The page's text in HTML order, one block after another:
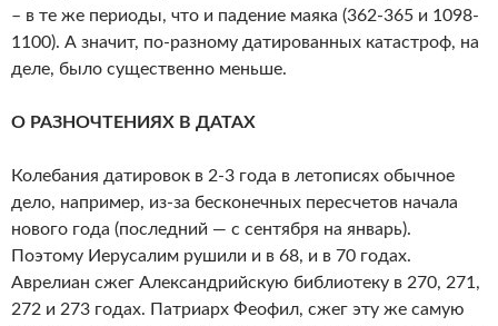
– в те же периоды, что и падение маяка (362-365 и 1098-
1100). А значит, по-разному датированных катастроф, на
деле, было существенно меньше.
О РАЗНОЧТЕНИЯХ В ДАТАХ
Колебания датировок в 2-3 года в летописях обычное
дело, например, из-за бесконечных пересчетов начала
нового года (последний — с сентября на январь).
Поэтому Иерусалим рушили и в 68, и в 70 годах.
Аврелиан сжег Александрийскую библиотеку в 270, 271,
272 и 273 годах. Патриарх Феофил, сжег эту же самую